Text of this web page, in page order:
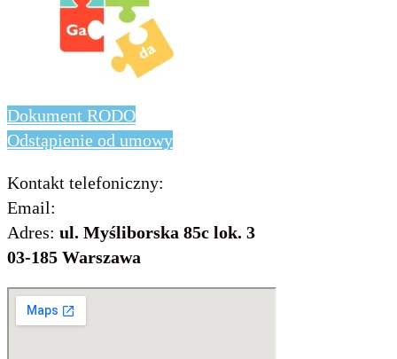
Dokument RODO
Odstąpienie od umowy
Kontakt telefoniczny:
Email:
Adres: ul. Myśliborska 85c lok. 3
03-185 Warszawa